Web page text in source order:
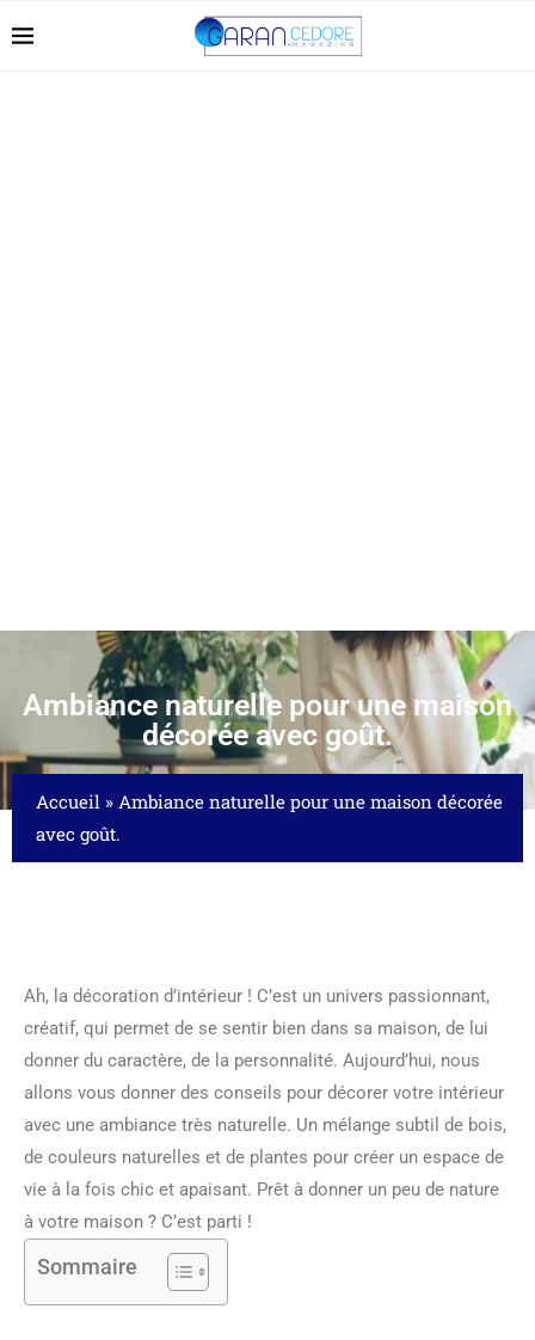
Ambiance naturelle pour une maison
décorée avec goût.
Accueil » Ambiance naturelle pour une maison décorée
avec goût.
Ah, la décoration d’intérieur ! C’est un univers passionnant,
créatif, qui permet de se sentir bien dans sa maison, de lui
donner du caractère, de la personnalité. Aujourd’hui, nous
allons vous donner des conseils pour décorer votre intérieur
avec une ambiance très naturelle. Un mélange subtil de bois,
de couleurs naturelles et de plantes pour créer un espace de
vie à la fois chic et apaisant. Prêt à donner un peu de nature
à votre maison ? C’est parti !
Sommaire